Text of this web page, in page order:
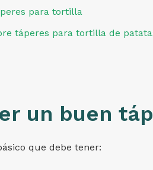
para tortilla
táperes para tortilla de
un buen
que debe tener: